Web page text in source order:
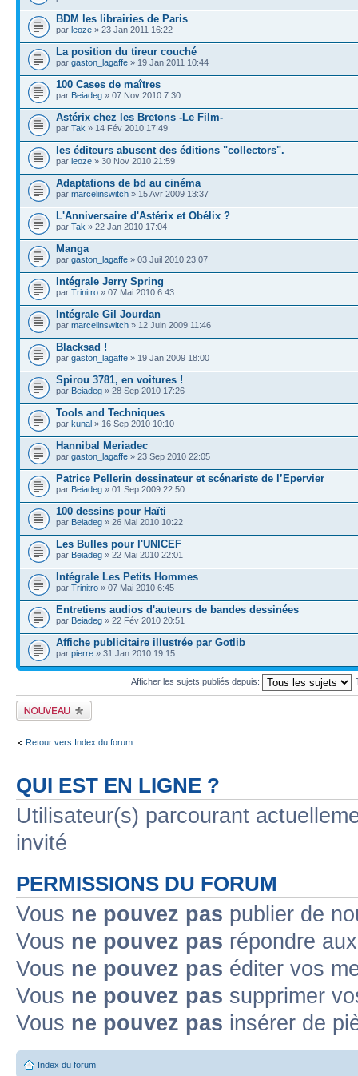
BDM les librairies de Paris
par leoze » 23 Jan 2011 16:22
La position du tireur couché
par gaston_lagaffe » 19 Jan 2011 10:44
100 Cases de maîtres
par Beiadeg » 07 Nov 2010 7:30
Astérix chez les Bretons -Le Film-
par Tak » 14 Fév 2010 17:49
les éditeurs abusent des éditions "collectors".
par leoze » 30 Nov 2010 21:59
Adaptations de bd au cinéma
par marcelinswitch » 15 Avr 2009 13:37
L'Anniversaire d'Astérix et Obélix ?
par Tak » 22 Jan 2010 17:04
Manga
par gaston_lagaffe » 03 Juil 2010 23:07
Intégrale Jerry Spring
par Trinitro » 07 Mai 2010 6:43
Intégrale Gil Jourdan
par marcelinswitch » 12 Juin 2009 11:46
Blacksad !
par gaston_lagaffe » 19 Jan 2009 18:00
Spirou 3781, en voitures !
par Beiadeg » 28 Sep 2010 17:26
Tools and Techniques
par kunal » 16 Sep 2010 10:10
Hannibal Meriadec
par gaston_lagaffe » 23 Sep 2010 22:05
Patrice Pellerin dessinateur et scénariste de l’Epervier
par Beiadeg » 01 Sep 2009 22:50
100 dessins pour Haïti
par Beiadeg » 26 Mai 2010 10:22
Les Bulles pour l'UNICEF
par Beiadeg » 22 Mai 2010 22:01
Intégrale Les Petits Hommes
par Trinitro » 07 Mai 2010 6:45
Entretiens audios d'auteurs de bandes dessinées
par Beiadeg » 22 Fév 2010 20:51
Affiche publicitaire illustrée par Gotlib
par pierre » 31 Jan 2010 19:15
Afficher les sujets publiés depuis:
Publier un nouveau
sujet
Retour vers Index du forum
QUI EST EN LIGNE ?
Utilisateur(s) parcourant
invité
PERMISSIONS DU FORUM
Vous ne pouvez pas publier de
Vous ne pouvez pas répondre
Vous ne pouvez pas éditer vos
Vous ne pouvez pas supprimer
Vous ne pouvez pas insérer de
Index du forum